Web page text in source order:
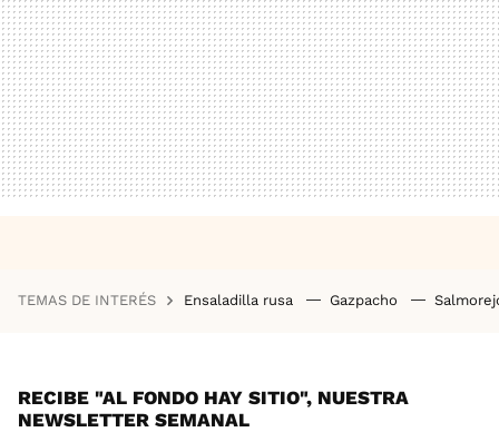
TEMAS DE INTERÉS Ensaladilla rusa Gazpacho
RECIBE "AL FONDO HAY SITIO", NUESTRA
NEWSLETTER SEMANAL